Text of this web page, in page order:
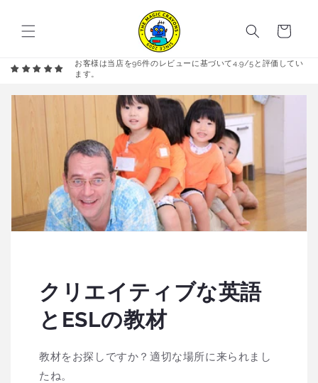
進む
ー
お客様は当店を96件のレビューに基づいて4.9/5と評価してい
ます。
クリエイティブな英語
とESLの教材
教材をお探しですか？適切な場所に来られまし
たね。